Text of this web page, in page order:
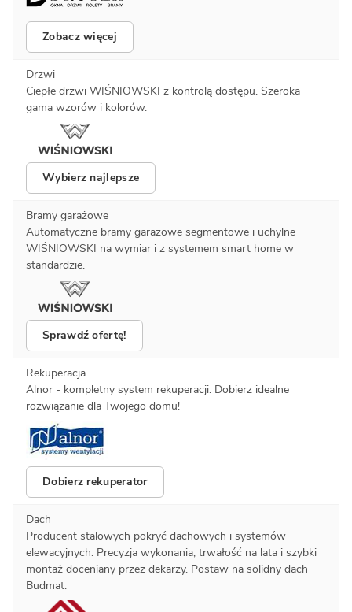
Zobacz więcej
Drzwi
Ciepłe drzwi WIŚNIOWSKI z kontrolą dostępu. Szeroka
gama wzorów i kolorów.
Wybierz najlepsze
Bramy garażowe
Automatyczne bramy garażowe segmentowe i uchylne
WIŚNIOWSKI na wymiar i z systemem smart home w
standardzie.
Sprawdź ofertę!
Rekuperacja
Alnor - kompletny system rekuperacji. Dobierz idealne
rozwiązanie dla Twojego domu!
Dobierz rekuperator
Dach
Producent stalowych pokryć dachowych i systemów
elewacyjnych. Precyzja wykonania, trwałość na lata i szybki
montaż doceniany przez dekarzy. Postaw na solidny dach
Budmat.